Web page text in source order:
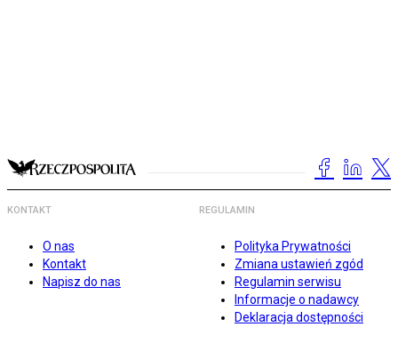
KONTAKT
O nas
Kontakt
Napisz do nas
REGULAMIN
Polityka Prywatności
Zmiana ustawień zgód
Regulamin serwisu
Informacje o nadawcy
Deklaracja dostępności